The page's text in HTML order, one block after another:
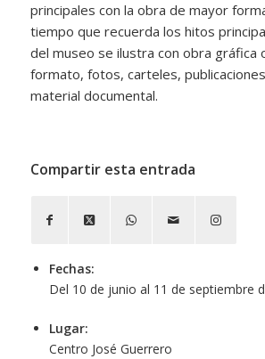
principales con la obra de mayor
tiempo que recuerda los hitos
del museo se ilustra con obra gráfica
formato, fotos, carteles,
material documental.
Compartir esta entrada
Fechas:
Del 10 de junio al 11 de septiembre
Lugar:
Centro José Guerrero